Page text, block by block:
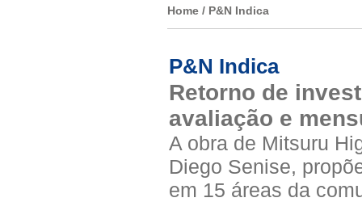
Home / P&N Indica
P&N Indica
Retorno de
avaliação e
A obra de Mitsuru
Diego Senise,
em 15 áreas da